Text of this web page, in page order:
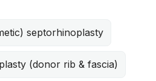
septorhinoplasty
(donor rib & fascia)